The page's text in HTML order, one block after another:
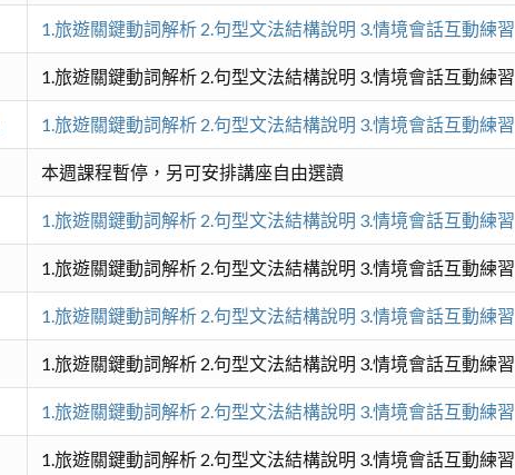
1.旅遊關鍵動詞解析 2.句型文法結構說明 3.情境會話互動練習
1.旅遊關鍵動詞解析 2.句型文法結構說明 3.情境會話互動練習
1.旅遊關鍵動詞解析 2.句型文法結構說明 3.情境會話互動練習
本週課程暫停，另可安排講座自由選讀
1.旅遊關鍵動詞解析 2.句型文法結構說明 3.情境會話互動練習
1.旅遊關鍵動詞解析 2.句型文法結構說明 3.情境會話互動練習
1.旅遊關鍵動詞解析 2.句型文法結構說明 3.情境會話互動練習
1.旅遊關鍵動詞解析 2.句型文法結構說明 3.情境會話互動練習
1.旅遊關鍵動詞解析 2.句型文法結構說明 3.情境會話互動練習
1.旅遊關鍵動詞解析 2.句型文法結構說明 3.情境會話互動練習